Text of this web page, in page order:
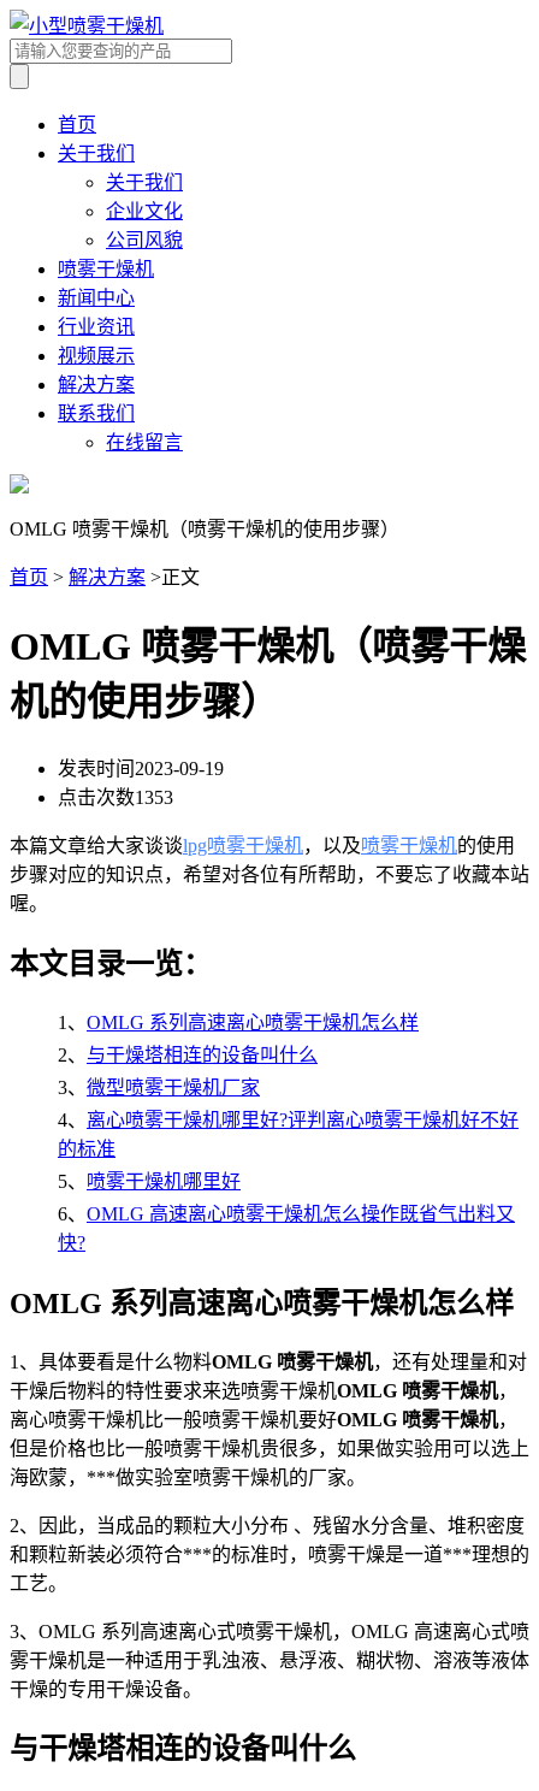
首页
关于我们
关于我们
企业文化
公司风貌
喷雾干燥机
新闻中心
行业资讯
视频展示
解决方案
联系我们
在线留言
OMLG 喷雾干燥机（喷雾干燥机的使用步骤）
首页 > 解决方案 >正文
OMLG 喷雾干燥机（喷雾干燥
机的使用步骤）
发表时间 2023-09-19
点击次数1353
本篇文章给大家谈谈lpg喷雾干燥机，以及喷雾干燥机的使用
步骤对应的知识点，希望对各位有所帮助，不要忘了收藏本站
喔。
本文目录一览：
1、 OMLG 系列高速离心喷雾干燥机怎么样
2、 与干燥塔相连的设备叫什么
3、 微型喷雾干燥机厂家
4、 离心喷雾干燥机哪里好?评判离心喷雾干燥机好不好
的标准
5、 喷雾干燥机哪里好
6、 OMLG 高速离心喷雾干燥机怎么操作既省气出料又
快?
OMLG 系列高速离心喷雾干燥机怎么样
1、具体要看是什么物料OMLG 喷雾干燥机，还有处理量和对
干燥后物料的特性要求来选喷雾干燥机OMLG 喷雾干燥机，
离心喷雾干燥机比一般喷雾干燥机要好OMLG 喷雾干燥机，
但是价格也比一般喷雾干燥机贵很多，如果做实验用可以选上
海欧蒙，***做实验室喷雾干燥机的厂家。
2、因此，当成品的颗粒大小分布 、残留水分含量、堆积密度
和颗粒新装必须符合***的标准时，喷雾干燥是一道***理想的
工艺。
3、OMLG 系列高速离心式喷雾干燥机，OMLG 高速离心式喷
雾干燥机是一种适用于乳浊液、悬浮液、糊状物、溶液等液体
干燥的专用干燥设备。
与干燥塔相连的设备叫什么